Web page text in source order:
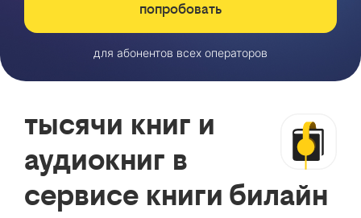
попробовать
для абонентов всех операторов
тысячи книг и
аудиокниг в
сервисе книги билайн